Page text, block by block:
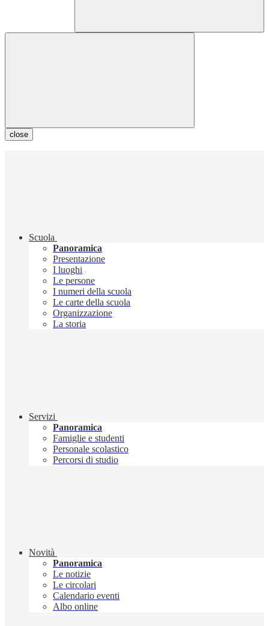
close
Scuola
Panoramica
Presentazione
I luoghi
Le persone
I numeri della scuola
Le carte della scuola
Organizzazione
La storia
Servizi
Panoramica
Famiglie e studenti
Personale scolastico
Percorsi di studio
Novità
Panoramica
Le notizie
Le circolari
Calendario eventi
Albo online